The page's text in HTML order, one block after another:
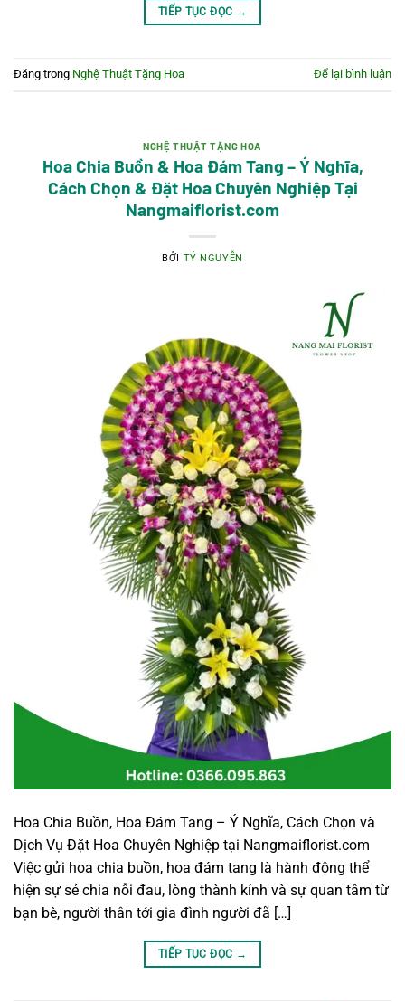
TIẾP TỤC ĐỌC →
Đăng trong Nghệ Thuật Tặng Hoa Để lại bình luận
NGHỆ THUẬT TẶNG HOA
Hoa Chia Buồn & Hoa Đám Tang – Ý Nghĩa,
Cách Chọn & Đặt Hoa Chuyên Nghiệp Tại
Nangmaiflorist.com
BỞI TÝ NGUYỄN
Hoa Chia Buồn, Hoa Đám Tang – Ý Nghĩa, Cách Chọn và
Dịch Vụ Đặt Hoa Chuyên Nghiệp tại Nangmaiflorist.com
Việc gửi hoa chia buồn, hoa đám tang là hành động thể
hiện sự sẻ chia nỗi đau, lòng thành kính và sự quan tâm từ
bạn bè, người thân tới gia đình người đã […]
TIẾP TỤC ĐỌC →